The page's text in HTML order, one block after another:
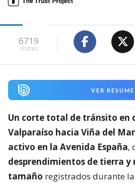
6719
visitas
VER
Un corte total de tránsito en
Valparaíso hacia Viña del
activo en la Avenida España,
desprendimientos de tierra y
tamaño registrados durante